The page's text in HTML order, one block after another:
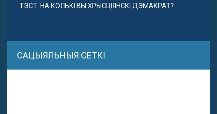
ТЭСТ. НА КОЛЬКІ ВЫ ХРЫСЦІЯНСКІ ДЭМАКРАТ?
САЦЫЯЛЬНЫЯ СЕТКІ